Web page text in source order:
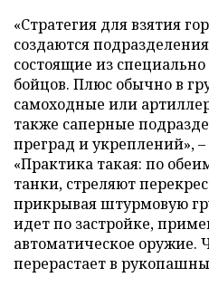
«Стратегия для взятия
создаются
состоящие из
бойцов. Плюс обычно в
самоходные или
также саперные
преград и укреплений»,
«Практика такая: по
танки, стреляют
прикрывая штурмовую
идет по застройке,
автоматическое оружие.
перерастает в